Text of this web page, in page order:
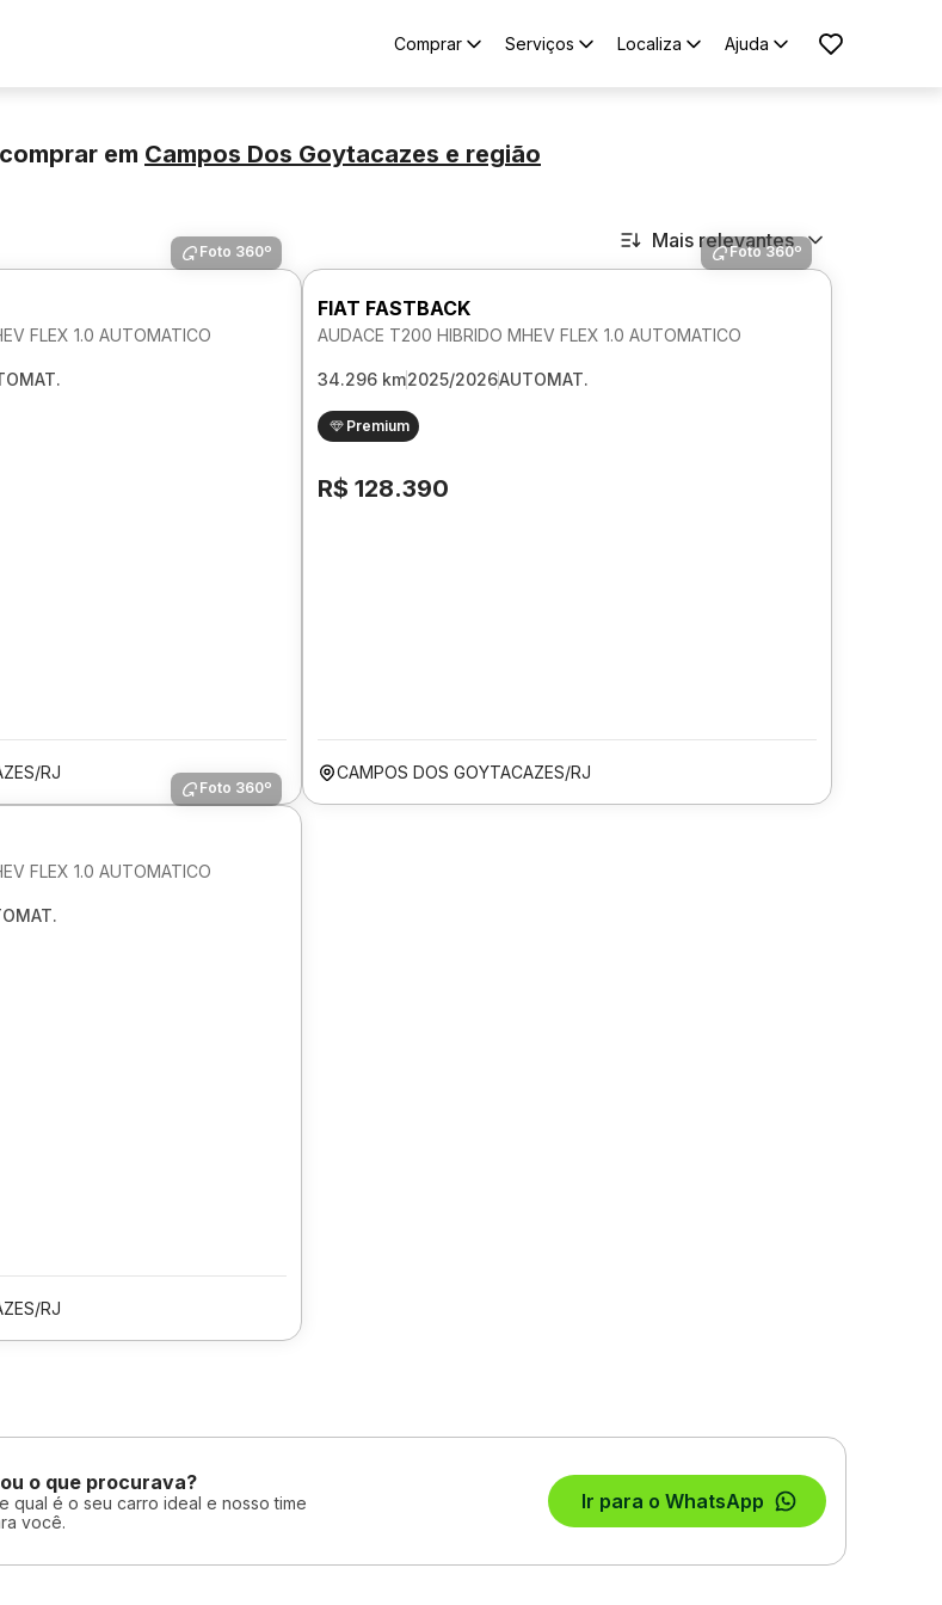
Comprar Serviços Localiza Ajuda
em Campos Dos Goytacazes e região
Mais relevantes
Foto 360º
FLEX 1.0 AUTOMATICO
RJ
Foto 360º
FIAT FASTBACK
AUDACE T200 HIBRIDO MHEV FLEX 1.0 AUTOMATICO
34.296 km2025/2026AUTOMAT.
Premium
R$ 128.390
CAMPOS DOS GOYTACAZES/RJ
Foto 360º
FLEX 1.0 AUTOMATICO
RJ
o que procurava?
qual é o seu carro ideal e nosso time
você.
Ir para o WhatsApp